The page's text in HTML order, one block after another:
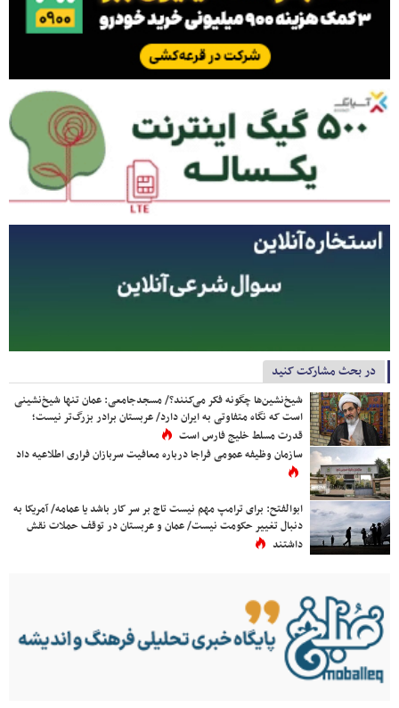
در بحث مشارکت کنید
شیخ‌نشین‌ها چگونه فکر می‌کنند؟/ مسجدجامعی: عمان تنها شیخ‌نشینی
است که نگاه متفاوتی به ایران دارد/ عربستان برادر بزرگ‌تر نیست؛
قدرت مسلط خلیج فارس است
سازمان وظیفه عمومی فراجا درباره معافیت سربازان فراری اطلاعیه داد
ابوالفتح: برای ترامپ مهم نیست تاج بر سر کار باشد یا عمامه/ آمریکا به
دنبال تغییر حکومت نیست/ عمان و عربستان در توقف حملات نقش
داشتند